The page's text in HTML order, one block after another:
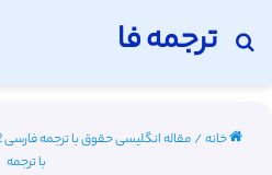
ترجمه فا
جستجو برای
خانه/مقاله انگلیسی حقوق با ترجمه فارسی 2022 - 2023
با ترجمه